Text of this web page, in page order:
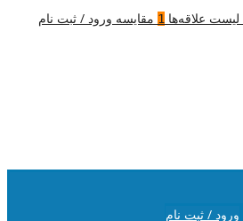
لیست علاقه‌ها 1 مقایسه ورود / ثبت نام
ورود / ثبت نام